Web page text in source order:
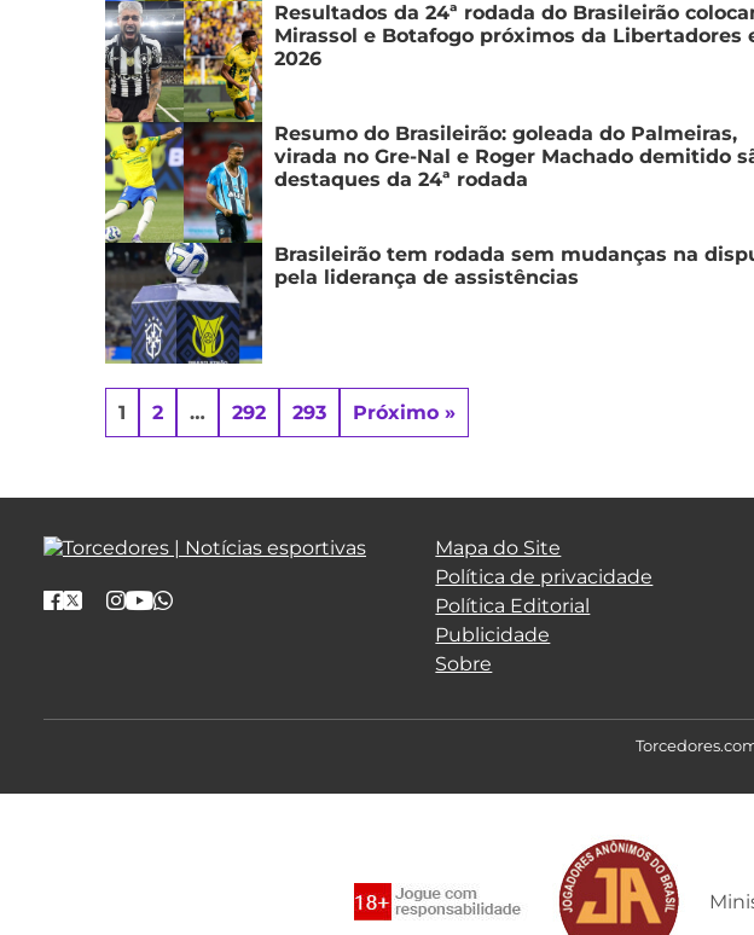
Resultados da 24ª rodada do Brasileirão
Mirassol e Botafogo próximos da Libertadores
2026
Resumo do Brasileirão: goleada do Palmeiras,
virada no Gre-Nal e Roger Machado demitido
destaques da 24ª rodada
Brasileirão tem rodada sem mudanças na
pela liderança de assistências
1 2 … 292 293 Próximo »
Mapa do Site
Política de privacidade
Política Editorial
Publicidade
Sobre